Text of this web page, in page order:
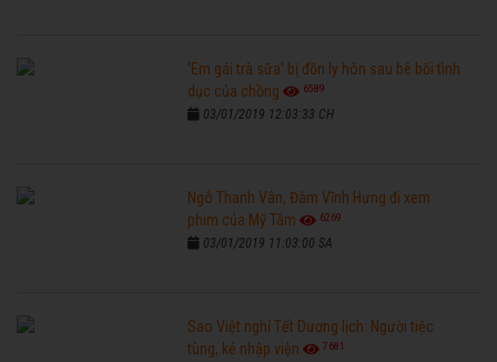
'Em gái trà sữa' bị đồn ly hôn sau bê bối tình
dục của chồng
6589
03/01/2019 12:03:33 CH
Ngô Thanh Vân, Đàm Vĩnh Hưng đi xem
phim của Mỹ Tâm
6269
03/01/2019 11:03:00 SA
Sao Việt nghỉ Tết Dương lịch: Người tiệc
tùng, kẻ nhập viện
7681